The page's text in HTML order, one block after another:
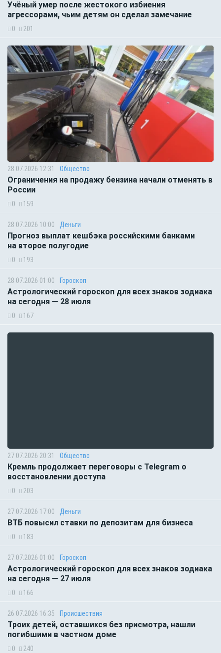
Учёный умер после жестокого избиения
агрессорами, чьим детям он сделал замечание
0 201
28.07.2026 12:31 Общество
Ограничения на продажу бензина начали отменять в
России
0 159
28.07.2026 10:00 Деньги
Прогноз выплат кешбэка российскими банками
на второе полугодие
0 193
28.07.2026 01:00 Гороскоп
Астрологический гороскоп для всех знаков зодиака
на сегодня — 28 июля
0 167
27.07.2026 20:31 Общество
Кремль продолжает переговоры с Telegram о
восстановлении доступа
0 203
27.07.2026 17:00 Деньги
ВТБ повысил ставки по депозитам для бизнеса
0 183
27.07.2026 01:00 Гороскоп
Астрологический гороскоп для всех знаков зодиака
на сегодня — 27 июля
0 166
26.07.2026 16:35 Происшествия
Троих детей, оставшихся без присмотра, нашли
погибшими в частном доме
0 240